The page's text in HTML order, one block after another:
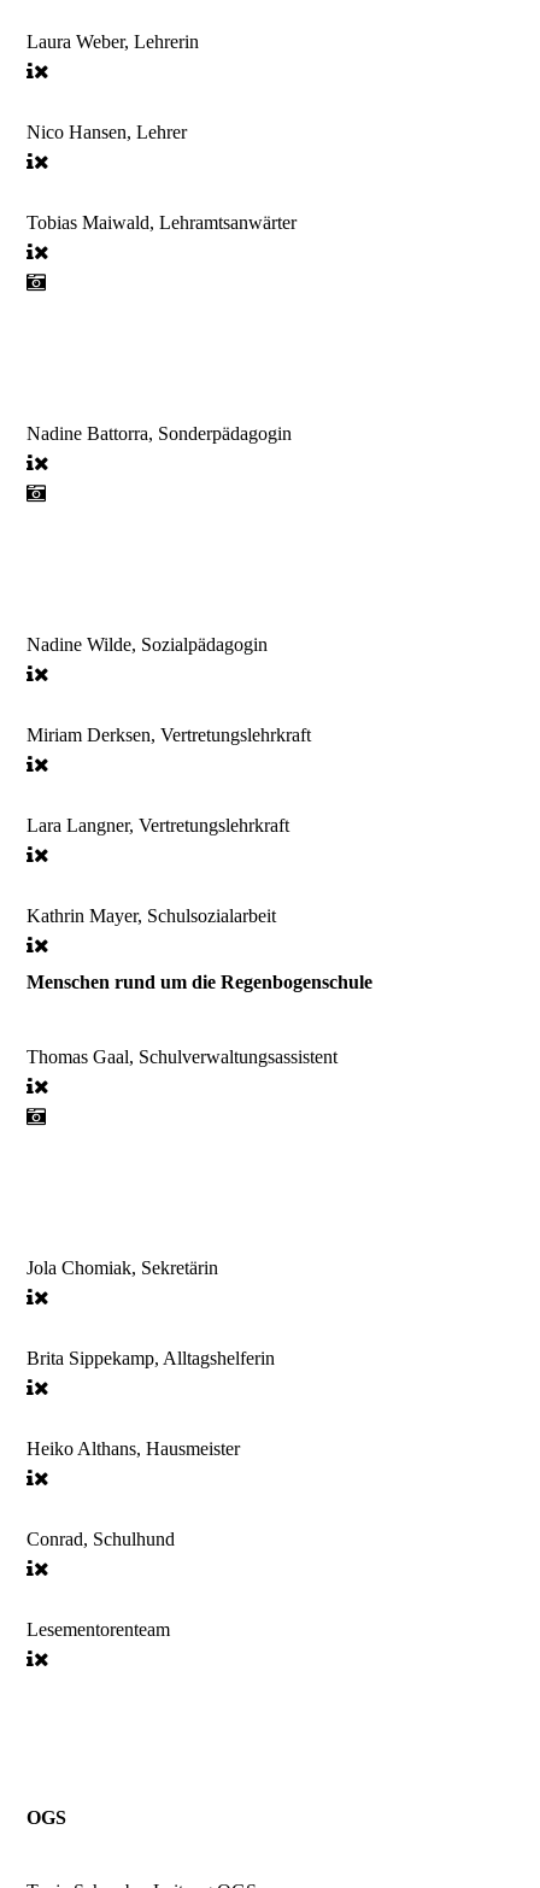
Laura Weber, Lehrerin
Nico Hansen, Lehrer
Tobias Maiwald, Lehramtsanwärter
Nadine Battorra, Sonderpädagogin
Nadine Wilde, Sozialpädagogin
Miriam Derksen, Vertretungslehrkraft
Lara Langner, Vertretungslehrkraft
Kathrin Mayer, Schulsozialarbeit
Menschen rund um die Regenbogenschule
Thomas Gaal, Schulverwaltungsassistent
Jola Chomiak, Sekretärin
Brita Sippekamp, Alltagshelferin
Heiko Althans, Hausmeister
Conrad, Schulhund
Lesementorenteam
OGS